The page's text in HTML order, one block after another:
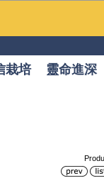
栽培
靈命進深